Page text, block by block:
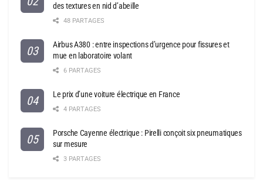
des textures en nid d’abeille
48 PARTAGES
Airbus A380 : entre inspections d’urgence pour fissures et
mue en laboratoire volant
6 PARTAGES
Le prix d’une voiture électrique en France
4 PARTAGES
Porsche Cayenne électrique : Pirelli conçoit six pneumatiques
sur mesure
3 PARTAGES